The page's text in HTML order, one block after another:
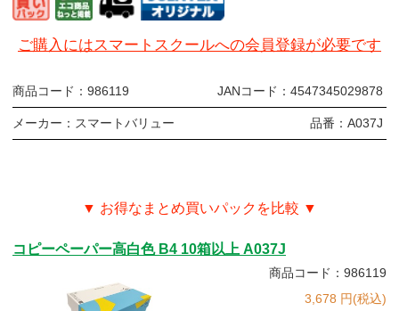
ご購入にはスマートスクールへの会員登録が必要です
商品コード： 986119 JANコード： 4547345029878
メーカー： スマートバリュー 品番： A037J
▼ お得なまとめ買いパックを比較 ▼
コピーペーパー高白色 B4 10箱以上 A037J
商品コード：986119
3,678 円(税込)